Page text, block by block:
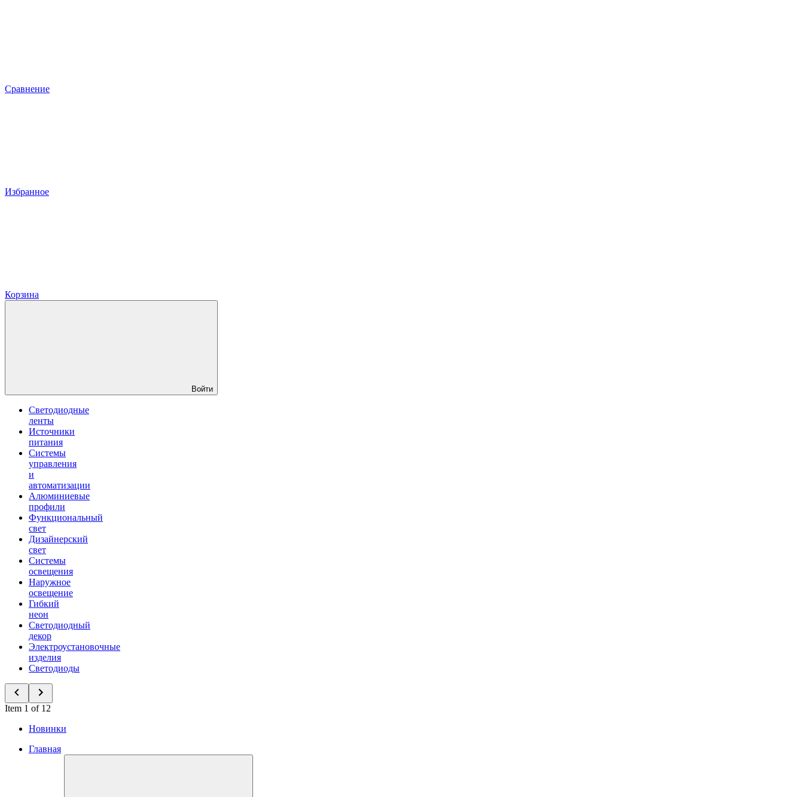
Сравнение
Избранное
Корзина
Войти
Светодиодные
ленты
Источники
питания
Системы
управления
и
автоматизации
Алюминиевые
профили
Функциональный
свет
Дизайнерский
свет
Системы
освещения
Наружное
освещение
Гибкий
неон
Светодиодный
декор
Электроустановочные
изделия
Светодиоды
Item 1 of 12
Новинки
Главная